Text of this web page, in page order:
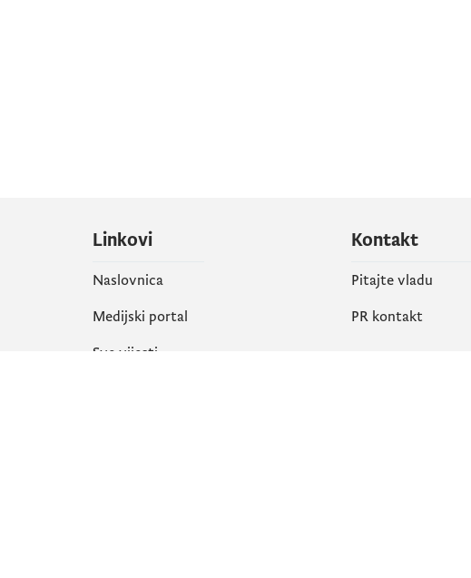
Linkovi
Naslovnica
Medijski portal
Sve vijesti
Kontakt
Pitajte vladu
PR kontakt